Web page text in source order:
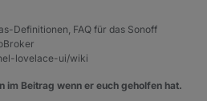
Definitionen, FAQ für das Sonoff
lovelace-ui/wiki
im Beitrag wenn er euch geholfen hat.